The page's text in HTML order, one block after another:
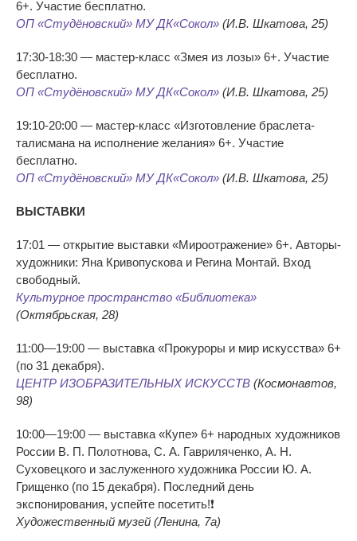
6+. Участие бесплатно.
ОП «Студёновский» МУ ДК«Сокол» (И.В. Шкатова, 25)
17:30-18:30 — мастер-класс «Змея из лозы» 6+. Участие
бесплатно.
ОП «Студёновский» МУ ДК«Сокол» (И.В. Шкатова, 25)
19:10-20:00 — мастер-класс «Изготовление браслета-
талисмана на исполнение желания» 6+. Участие
бесплатно.
ОП «Студёновский» МУ ДК«Сокол» (И.В. Шкатова, 25)
ВЫСТАВКИ
17:01 — открытие выставки «Мироотражение» 6+. Авторы-
художники: Яна Кривопускова и Регина Монтай. Вход
свободный.
Культурное пространство «Библиотека»
(Октябрьская, 28)
11:00—19:00 — выставка «Прокуроры и мир искусства» 6+
(по 31 декабря).
ЦЕНТР ИЗОБРАЗИТЕЛЬНЫХ ИСКУССТВ (Космонавтов,
98)
10:00—19:00 — выставка «Купе» 6+ народных художников
России В. П. Полотнова, С. А. Гавриляченко, А. Н.
Суховецкого и заслуженного художника России Ю. А.
Грищенко (по 15 декабря). Последний день
экспонирования, успейте посетить!❗
Художественный музей (Ленина, 7а)